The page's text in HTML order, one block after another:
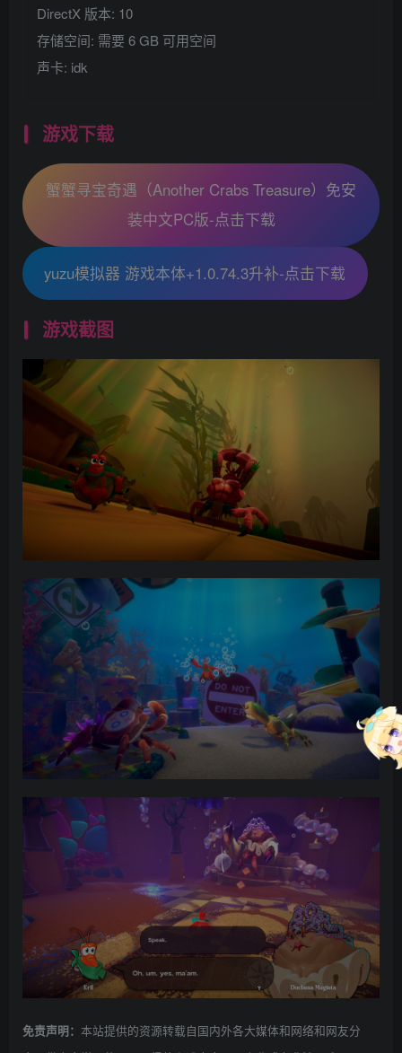
DirectX 版本: 10
存储空间: 需要 6 GB 可用空间
声卡: idk
游戏下载
蟹蟹寻宝奇遇（Another Crabs Treasure）免安
装中文PC版-点击下载
yuzu模拟器 游戏本体+1.0.74.3升补-点击下载
游戏截图
免责声明： 本站提供的资源转载自国内外各大媒体和网络和网友分